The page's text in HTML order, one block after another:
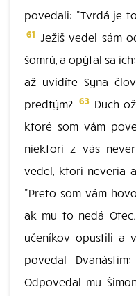
povedali: "Tvrdá je
61 Ježiš vedel sám
šomrú, a opýtal sa
až uvidíte Syna
predtým? 63 Duch
ktoré som vám
niektorí z vás
vedel, ktorí neveria
"Preto som vám
ak mu to nedá
učeníkov opustili a
povedal
Odpovedal mu